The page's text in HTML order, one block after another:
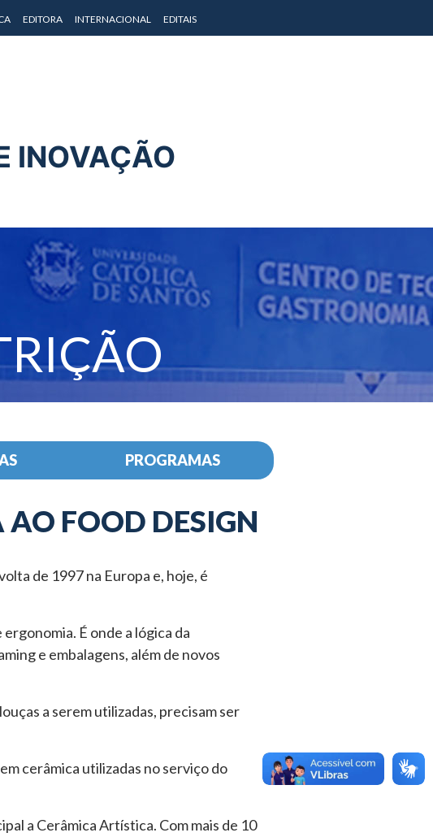
EDITORA INTERNACIONAL EDITAIS
INOVAÇÃO
PROGRAMAS
FOOD DESIGN
de 1997 na Europa e, hoje, é
É onde a lógica da
e embalagens, além de novos
a serem utilizadas, precisam ser
cerâmica utilizadas no serviço do
a Cerâmica Artística. Com mais de 10